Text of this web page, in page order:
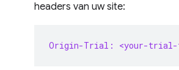
headers van uw site:
Origin-Trial: <your-trial-